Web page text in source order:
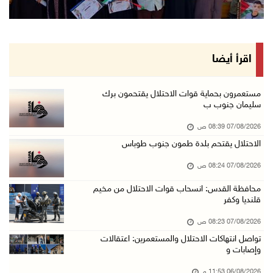
وزير الداخلية يبحث مع مكافحة المخدرات الدولي ...
رئيس بلدية الخليل يطلع وفدا أميركيا على تطورا ...
06/آب/2026 09:17 م
إصابة مسن بجروح ورضوض إثر اعتداء جيش الاحتلال ...
ورشة توصي بخطة عاجلة لاستعادة التعليم الوجاهي ...
06/آب/2026 09:08 م
06/آب/2026 08:36 م
جماهير شعبنا تشيع جثمان الشهيد علاء صبيح في ت ...
اقرأ أيضا
مستعمرون بحماية قوات الاحتلال يقتحمون برك
سليمان جنوب ب
07/08/2026 08:39 ص
الاحتلال يقتحم بلدة طمون جنوب طوباس
07/08/2026 08:24 ص
محافظة القدس: انسحاب قوات الاحتلال من مخيم
قلنديا وكفر
07/08/2026 08:23 ص
تواصل انتهاكات الاحتلال والمستعمرين: اعتقالات
وإصابات و